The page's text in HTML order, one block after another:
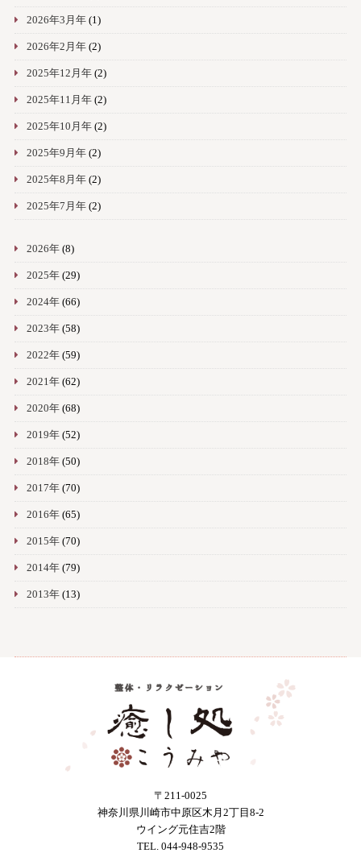
2026年3月年(1)
2026年2月年(2)
2025年12月年(2)
2025年11月年(2)
2025年10月年(2)
2025年9月年(2)
2025年8月年(2)
2025年7月年(2)
2026年(8)
2025年(29)
2024年(66)
2023年(58)
2022年(59)
2021年(62)
2020年(68)
2019年(52)
2018年(50)
2017年(70)
2016年(65)
2015年(70)
2014年(79)
2013年(13)
〒211-0025
神奈川県川崎市中原区木月2丁目8-2
ウイング元住吉2階
TEL. 044-948-9535